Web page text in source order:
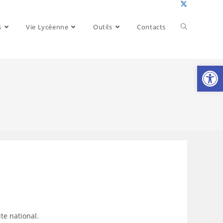
Vie Lycéenne Outils Contacts Toggle
website
national.